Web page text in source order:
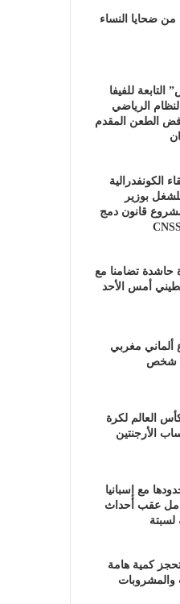
ضحايا النساء
للفيفا
الرياضي
الطعن المقدم
الكونفدرالية
بوزير
قانون دمج
حاشدة تضامنا مع
أمس الأحد
ألماني مغربي
العالم لكرة
الأرجنتين
مع إسبانيا
عقب أحداث
لسبتة
كمية هامة